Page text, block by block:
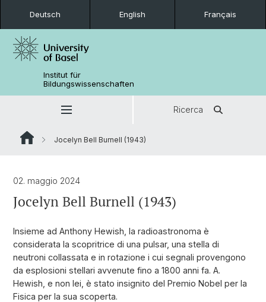
Deutsch English Français
Institut für
Bildungswissenschaften
Ricerca
Jocelyn Bell Burnell (1943)
02. maggio 2024
Jocelyn Bell Burnell (1943)
Insieme ad Anthony Hewish, la radioastronoma è
considerata la scopritrice di una pulsar, una stella di
neutroni collassata e in rotazione i cui segnali provengono
da esplosioni stellari avvenute fino a 1800 anni fa. A.
Hewish, e non lei, è stato insignito del Premio Nobel per la
Fisica per la sua scoperta.